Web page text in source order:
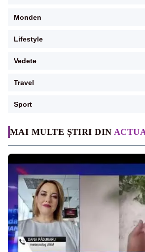
MAI MULTE ȘTIRI DIN
Monden
Lifestyle
Vedete
Travel
Sport